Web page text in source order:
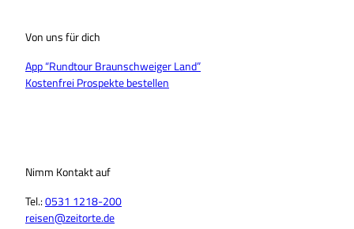
Von uns für dich
App “Rundtour Braunschweiger Land”
Kostenfrei Prospekte bestellen
Nimm Kontakt auf
Tel.:0531 1218-200
reisen@zeitorte.de